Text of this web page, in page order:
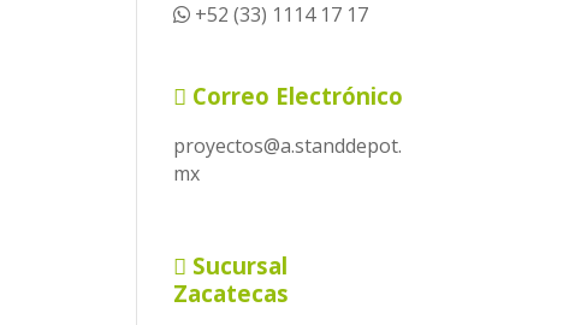
+52 (33) 1114 17 17
Correo Electrónico
proyectos@a.standdepot.
mx
Sucursal
Zacatecas